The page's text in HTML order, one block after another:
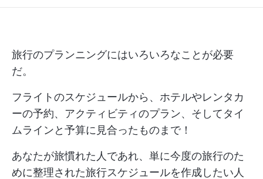
旅行のプランニングにはいろいろなことが必要
だ。
フライトのスケジュールから、ホテルやレンタカ
ーの予約、アクティビティのプラン、そしてタイ
ムラインと予算に見合ったものまで！
あなたが旅慣れた人であれ、単に今度の旅行のた
めに整理された旅行スケジュールを作成したい人